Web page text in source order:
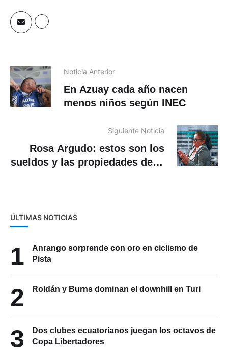
En Azuay cada año nacen
menos niños según INEC
Rosa Argudo: estos son los
sueldos y las propiedades de la
sindicalista del IESS y sus
1
Pista
2 Roldán y Burns dominan el downhill en Turi
3
Dos clubes ecuatorianos juegan los octavos de
Copa Libertadores